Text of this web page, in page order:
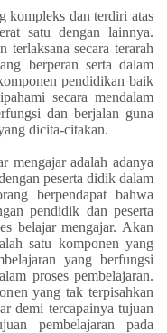
kompleks dan terdiri atas
satu dengan lainnya.
secara terarah
berperan serta dalam
pendidikan baik
secara mendalam
dan berjalan guna
dicita-citakan.
adalah adanya
peserta didik dalam
berpendapat bahwa
pendidik dan peserta
belajar mengajar. Akan
satu komponen yang
yang berfungsi
proses pembelajaran.
yang tak terpisahkan
demi tercapainya tujuan
pembelajaran pada